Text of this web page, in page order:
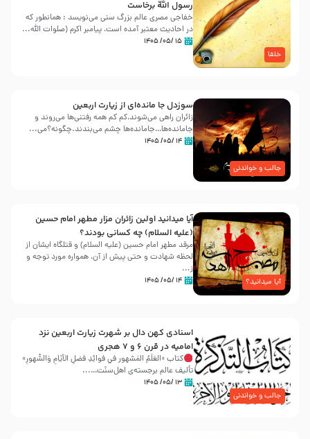
خلفا
رسول اللّه برخاست
خفاجی مصری عالم بزرگ سنی می‌نویسد : همانطور که
در احادیث معتبر آمده است، پیامبر اکرم (صلوات اللّه...
۱۵ /۰۵/ ۱۴۰۵
جالب و خواندنی
سوزدل جا مانده‌ای از زیارت اربعین
زائران راهی می‌شوند،کم‌ کم همه رفتنی‌ها می‌روند و
جامانده‌ها…جامانده‌ها چشم می‌بندند.چگونه؟می‌...
۱۴ /۰۵/ ۱۴۰۵
آیا میدانید؟
آیا میدانید اولین زائران مزار مطهر امام حسین
(علیه السلام) چه کسانی بودند؟
مرقد مطهر امام حسین (علیه السلام) و قتلگاه ایشان از
لحظه شهادت و حتی پیش از آن، همواره مورد توجه و
ز...
۱۴ /۰۵/ ۱۴۰۵
جالب و خواندنی
اسنادی کهن دال بر شهرت زیارت اربعین نزد
امامیه در قرن ۶ و ۷ هجری
کتاب «العَلَمُ المَشهور في فَوائِدِ فَضلِ الأيّامِ وَالشُّهورِ»
تألیف عالم برجسته‌ی اهل‌سنّت…...
۱۳ /۰۵/ ۱۴۰۵